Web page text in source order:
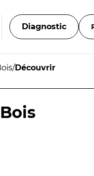
Diagnostic
/Découvrir